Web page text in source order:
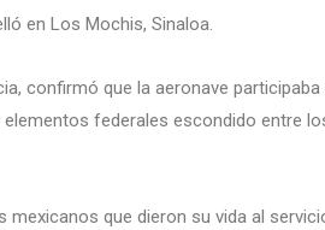
en Los Mochis, Sinaloa.
confirmó que la aeronave
federales escondido entre
que dieron su vida al